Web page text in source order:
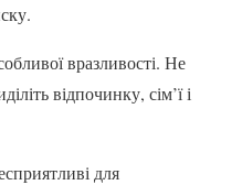
вразливості. Не
відпочинку, сім’ї і
для